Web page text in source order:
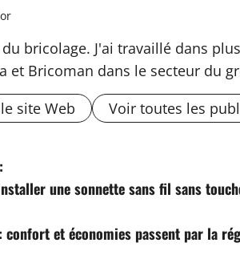
bricolage. J'ai travaillé dans
et Bricoman dans le secteur du
site Web
Voir toutes les
une sonnette sans fil sans
confort et économies passent par la